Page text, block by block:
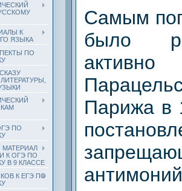
К
ЯЗЫКА
ПО
ПО
МАТЕРИАЛ
К ОГЭ ПО
В 9 КЛАССЕ
К ЕГЭ ПО
Самым
было
Парижа в